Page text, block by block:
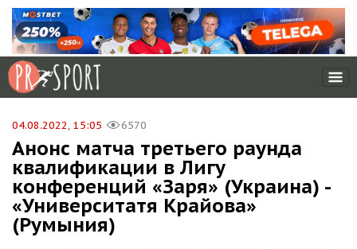
04.08.2022, 15:05 6570
Анонс матча третьего раунда
квалификации в Лигу
конференций «Заря» (Украина) -
«Университатя Крайова»
(Румыния)